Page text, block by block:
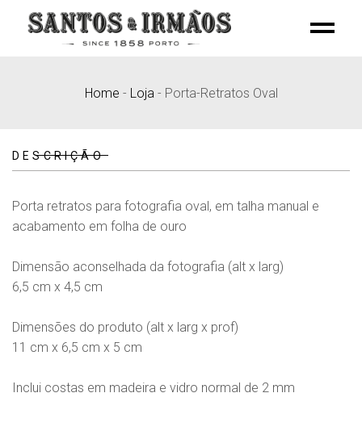
Home - Loja - Porta-Retratos Oval
DESCRIÇÃO
Porta retratos para fotografia oval, em talha manual e
acabamento em folha de ouro
Dimensão aconselhada da fotografia (alt x larg)
6,5 cm x 4,5 cm
Dimensões do produto (alt x larg x prof)
11 cm x 6,5 cm x 5 cm
Inclui costas em madeira e vidro normal de 2 mm